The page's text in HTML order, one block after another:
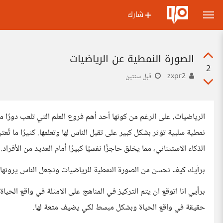
شارك
2
الصورة النمطية عن الرياضيات
قبل سنتين
الرياضيات، على الرغم من كونها أحد أهم فروع العلم التي تلعب
نمطية سلبية تؤثر بشكل كبير على تقبل الناس لها وتعلمها. كثيرًا
الذكاء الاستثنائي، مما يخلق حاجزًا نفسيًا كبيرًا أمام العديد من الأفراد.
برأيك كيف نحسن من الصورة النمطية للرياضيات ونجعل الناس
برأيي انا اتوقع ان يتم التركيز في المناهج على الامثلة في واقع
حقيقة في واقع الحياة وبشكل مبسط لكي يضيف متعة لها.